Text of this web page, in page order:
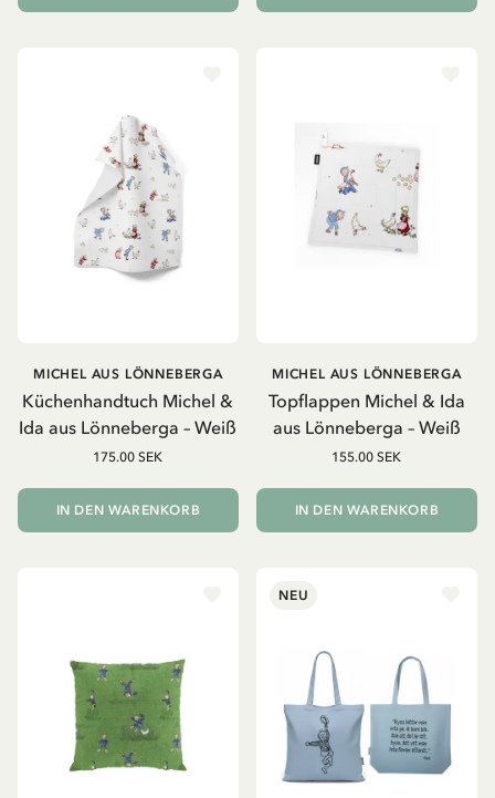
Küchenhandtuch Michel &
Ida aus Lönneberga – Weiß
MICHEL AUS LÖNNEBERGA
175.00 SEK
IN DEN WARENKORB
Topflappen Michel & Ida
aus Lönneberga – Weiß
MICHEL AUS LÖNNEBERGA
155.00 SEK
IN DEN WARENKORB
NEU